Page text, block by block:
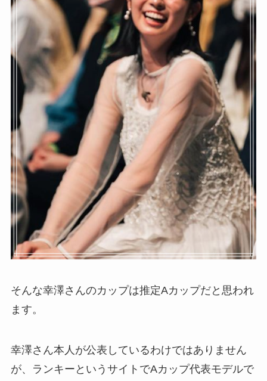
そんな幸澤さんのカップは推定Aカップだと思われ
ます。
幸澤さん本人が公表しているわけではありません
が、ランキーというサイトでAカップ代表モデルで